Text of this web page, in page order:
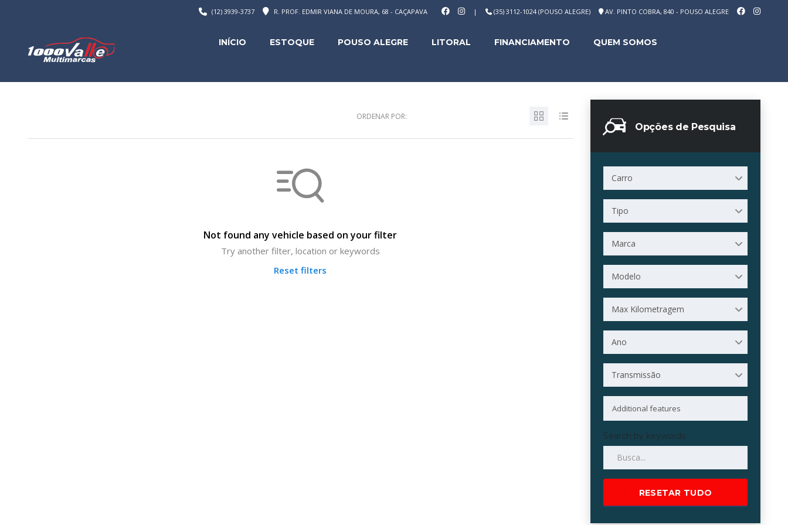
| (35) 3112-1024 (POUSO ALEGRE) AV. PINTO COBRA, 840 - POUSO ALEGRE
R. PROF. EDMIR VIANA DE MOURA, 68 - CAÇAPAVA
(12) 3939-3737
INÍCIO ESTOQUE POUSO ALEGRE LITORAL FINANCIAMENTO QUEM SOMOS
Opções de Pesquisa
Carro
Tipo
Marca
Modelo
Max Kilometragem
Ano
Transmissão
Search by keywords
RESETAR TUDO
ORDENAR POR:
Not found any vehicle based on your filter
Try another filter, location or keywords
Reset filters